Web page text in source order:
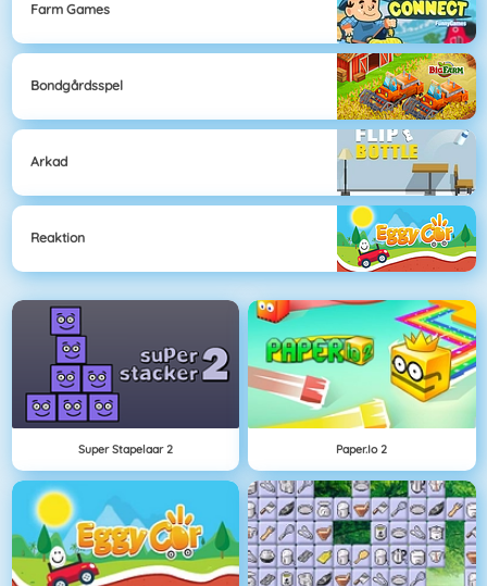
Farm Games
Bondgårdsspel
Arkad
Reaktion
Super Stapelaar 2 Paper.io 2